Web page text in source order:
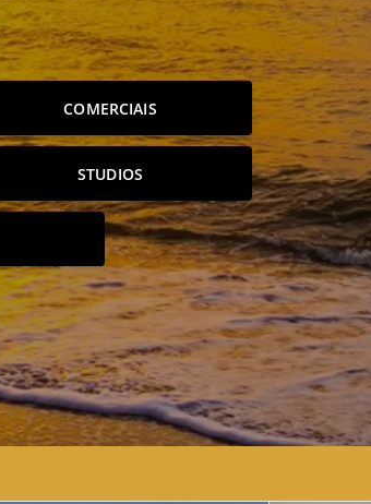
COMERCIAIS
STUDIOS